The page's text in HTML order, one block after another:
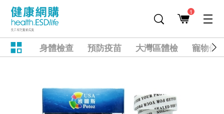
1
身體檢查 預防疫苗 大灣區體檢 寵物健